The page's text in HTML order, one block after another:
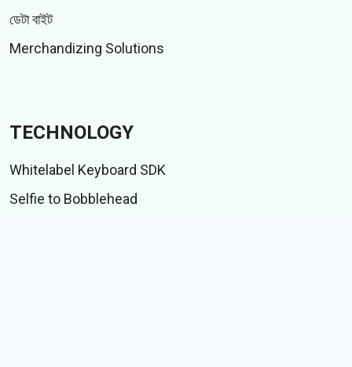
ডেটা বাইট
Merchandizing Solutions
TECHNOLOGY
Whitelabel Keyboard SDK
Selfie to Bobblehead